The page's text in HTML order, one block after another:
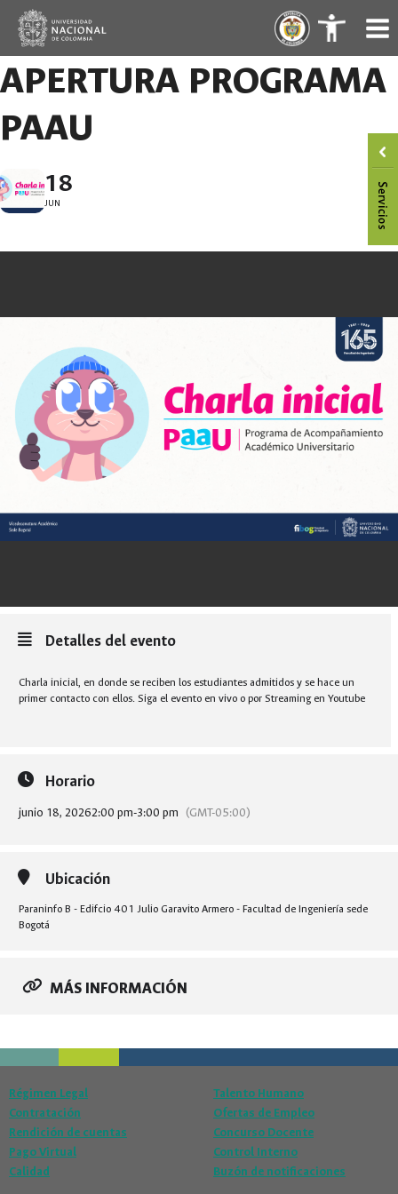
Saltar
contenido
. .
APERTURA PROGRAMA
PAAU
18
JUN
Detalles del evento
Charla inicial, en donde se reciben los estudiantes admitidos y se hace un
primer contacto con ellos. Siga el evento en vivo o por Streaming en Youtube
Horario
junio 18, 20262:00 pm-3:00 pm (GMT-05:00)
Ubicación
Paraninfo B - Edifcio 401 Julio Garavito Armero - Facultad de Ingeniería sede
Bogotá
MÁS INFORMACIÓN
Régimen Legal
Contratación
Rendición de cuentas
Pago Virtual
Calidad
Talento Humano
Ofertas de Empleo
Concurso Docente
Control Interno
Buzón de notificaciones